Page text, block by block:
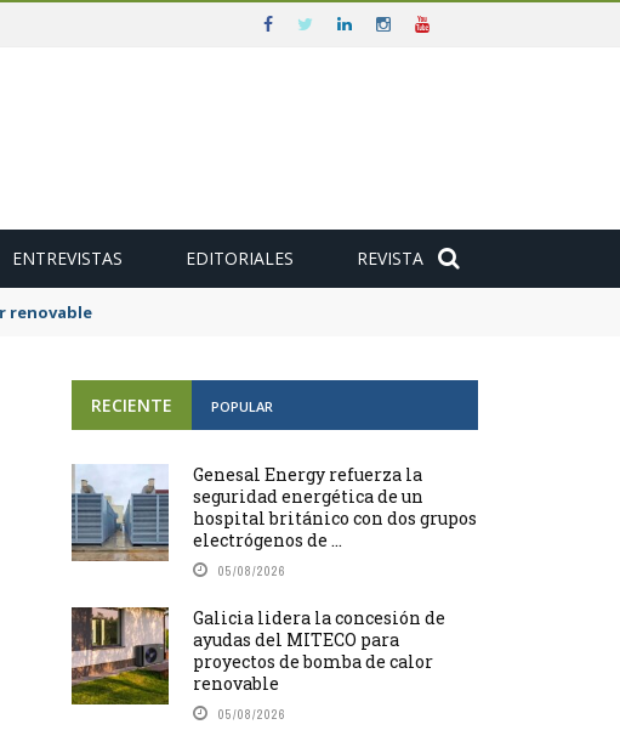
ENTREVISTAS EDITORIALES REVISTA
RECIENTE POPULAR
Genesal Energy refuerza la
seguridad energética de un
hospital británico con dos grupos
electrógenos de ...
05/08/2026
Galicia lidera la concesión de
ayudas del MITECO para
proyectos de bomba de calor
renovable
05/08/2026